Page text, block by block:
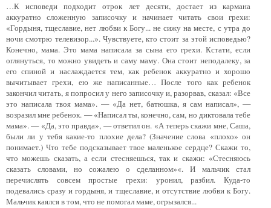
…К исповеди подходит отрок лет десяти, достает из кармана
аккуратно сложенную записочку и начинает читать свои грехи:
«Гордыня, тщеславие, нет любви к Богу... не сижу на месте, с утра до
ночи смотрю телевизор...». Чувствуете, кто стоит за этой исповедью?
Конечно, мама. Это мама написала за сына его грехи. Кстати, если
оглянуться, то можно увидеть и саму маму. Она стоит неподалеку, за
его спиной и наслаждается тем, как ребенок аккуратно и хорошо
вычитывает грехи, ею же написанные… После того как ребенок
закончил читать, я попросил у него записочку и, разорвав, сказал: «Все
это написала твоя мама». — «Да нет, батюшка, я сам написал», —
возразил мне ребенок. — «Написал ты, конечно, сам, но диктовала тебе
мама». — «Да, это правда», — ответил он. «А теперь скажи мне, Саша,
были ли у тебя какие-то плохие дела? (Значение слова «плохо» он
понимает.) Что тебе подсказывает твое маленькое сердце? Скажи то,
что можешь сказать, а если стесняешься, так и скажи: «Стесняюсь
сказать словами, но сожалею о сделанном»«. И мальчик стал
перечислять совсем простые грехи: уронил, разбил. Куда-то
подевались сразу и гордыня, и тщеславие, и отсутствие любви к Богу.
Мальчик каялся в том, что не помогал маме, огрызался...